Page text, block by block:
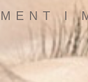
I